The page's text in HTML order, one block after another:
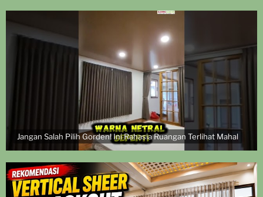
Jangan Salah Pilih Gorden! Ini Rahasia Ruangan Terlihat Mahal